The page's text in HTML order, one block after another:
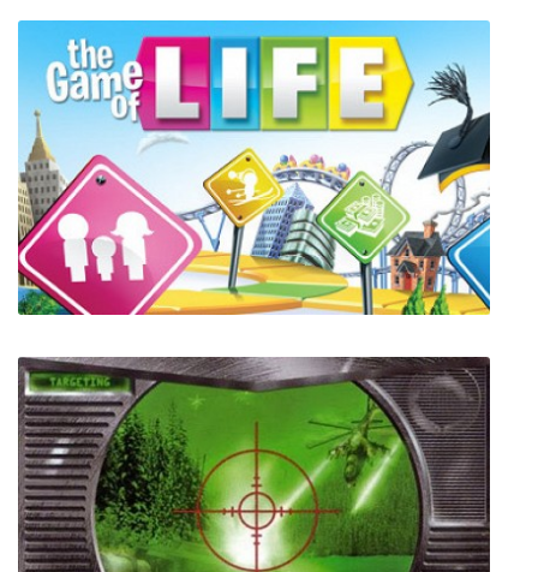
Trappers Delight
THE GAME OF LIFE